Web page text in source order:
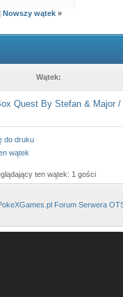
Nowszy wątek »
Wątek:
Quest By Stefan & Major
do druku
wątek
ten wątek: 1 gości
Forum Serwera